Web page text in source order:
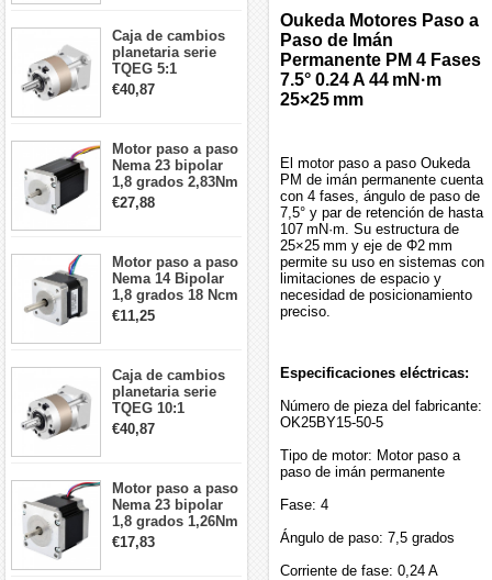
Robot CNC DIY
Caja de cambios
planetaria serie
TQEG 5:1
contragolpe 15
arcmin para motor
€40,87
Motor paso a paso
Nema 23 bipolar
1,8 grados 2,83Nm
4A 2,26 V
57x57x84mm 8
€27,88
Motor paso a paso
Nema 14 Bipolar
1,8 grados 18 Ncm
0,8 A 5,74 V 35 x
35 x 34 mm 4
€11,25
Caja de cambios
planetaria serie
TQEG 10:1
contragolpe 15
arcmin para motor
€40,87
Motor paso a paso
Nema 23 bipolar
1,8 grados 1,26Nm
2,8A 2,5V
57x57x56mm 4
€17,83
Oukeda Motores Paso a
Paso de Imán
Permanente PM 4 Fases
7.5° 0.24 A 44 mN·m
25×25 mm
El motor paso a paso Oukeda
PM de imán permanente cuenta
con 4 fases, ángulo de paso de
7,5° y par de retención de hasta
107 mN·m. Su estructura de
25×25 mm y eje de Φ2 mm
permite su uso en sistemas con
limitaciones de espacio y
necesidad de posicionamiento
preciso.
Especificaciones eléctricas:
Número de pieza del fabricante:
OK25BY15-50-5
Tipo de motor: Motor paso a
paso de imán permanente
Fase: 4
Ángulo de paso: 7,5 grados
Corriente de fase: 0,24 A